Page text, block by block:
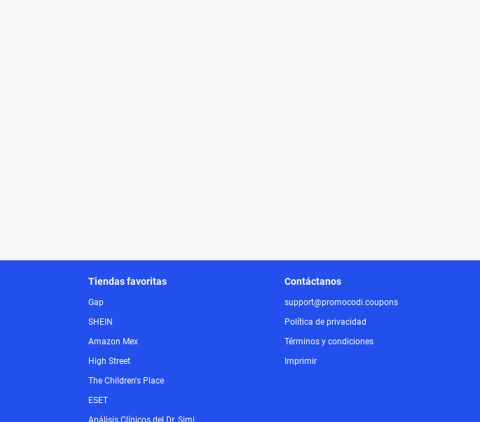
Tiendas favoritas
Gap
SHEIN
Amazon Mex
High Street
The Children's Place
ESET
Análisis Clínicos del Dr. Simi
Contáctanos
support@promocodi.coupons
Política de privacidad
Términos y condiciones
Imprimir